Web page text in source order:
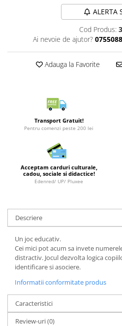
Merch Lex Hobby Store
Cani/Pahare
Brelocuri
Carti
Totoro/Kiki etc
Minecraft
Carnetele
Dragon Ball
Pokemon
One Piece
Lord of The Rings
Naruto Shippuden
ALERTA
Cod Produs:
Ai nevoie de ajutor?
Adauga la Favorite
Transport Gratuit!
Pentru comenzi peste 200 lei
Acceptam carduri culturale,
cadou, sociale si didactice!
Edenred/ UP/ Pluxee
Descriere
Un joc educativ.
Cei mici pot acum sa invete
distractiv. Jocul dezvolta logica
identificare si asociere.
Informatii conformitate produs
Caracteristici
Review-uri(0)